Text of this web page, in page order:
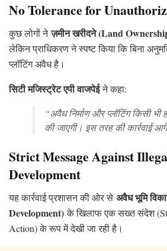
No Tolerance for
कुछ लोगों नेज़मीन खरीदने (Land
लेकिन प्राधिकरण ने स्पष्ट किया कि बिना
प्लॉटिंग अवैध है।
सिटी मजिस्ट्रेट एपी वाजपेईने कहा:
“अवैध निर्माण और प्लॉटिंग किसी भी
की जाएगी। इस तरह की कार्रवाई
Strict Message Against
Development
यह कार्रवाई प्रशासन की ओर से अवैध भूमि
Development)के खिलाफ एक सख्त संदेश
Action) के रूप में देखी जा रही है।